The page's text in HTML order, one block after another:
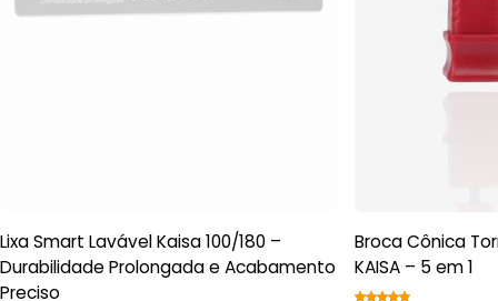
Lixa Smart Lavável Kaisa 100/180 –
Durabilidade Prolongada e Acabamento
Preciso
Broca Cônica
KAISA – 5 em 1